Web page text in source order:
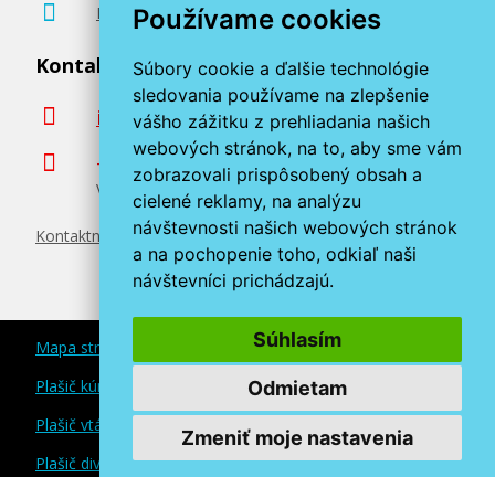
Používame cookies
Súbory cookie a ďalšie technológie
sledovania používame na zlepšenie
vášho zážitku z prehliadania našich
webových stránok, na to, aby sme vám
zobrazovali prispôsobený obsah a
cielené reklamy, na analýzu
návštevnosti našich webových stránok
a na pochopenie toho, odkiaľ naši
návštevníci prichádzajú.
Súhlasím
Odmietam
Zmeniť moje nastavenia
Poradenstvo zadarmo
Kontaktujte nás
info@miroluk.sk
+420 377 222 313
Volajte v pracovné dni od 8. do 17. hod.
Kontaktné údaje
Mapa stránok
Plašič kún a myší
Plašič vtákov
Plašič divokej zveri